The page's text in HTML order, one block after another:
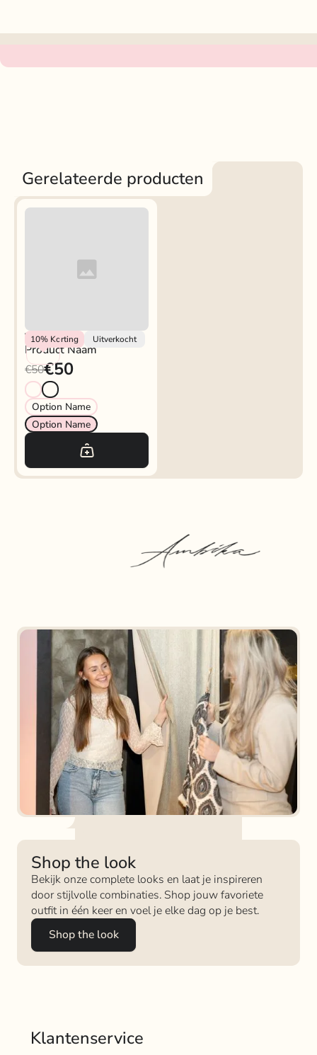
Gerelateerde producten
10% Korting Uitverkocht
Vendor
Product Naam
€50€50
Option Name
Option Name
Shop the look
Bekijk onze complete looks en laat je inspireren
door stijlvolle combinaties. Shop jouw favoriete
outfit in één keer en voel je elke dag op je best.
Shop the look
Klantenservice